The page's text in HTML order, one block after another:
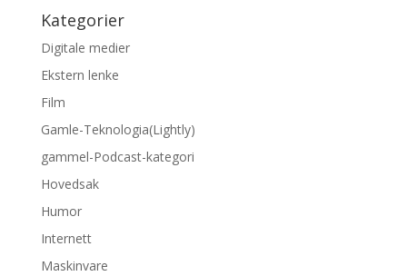
Kategorier
Digitale medier
Ekstern lenke
Film
Gamle-Teknologia(Lightly)
gammel-Podcast-kategori
Hovedsak
Humor
Internett
Maskinvare